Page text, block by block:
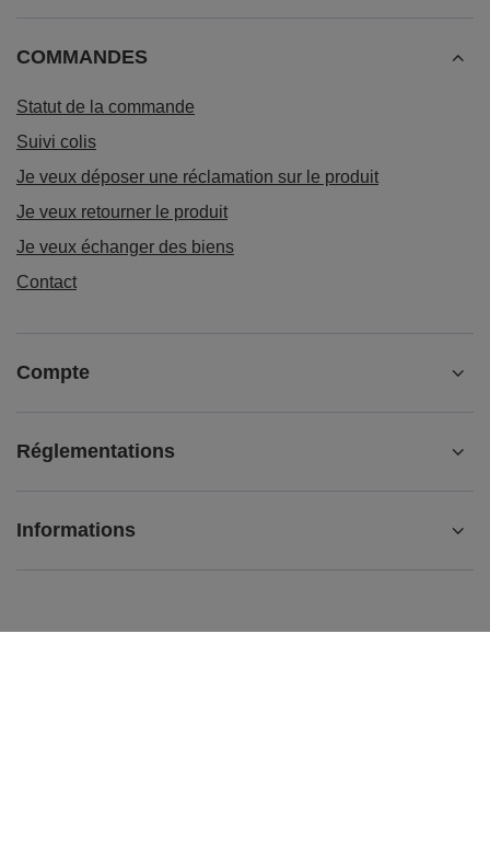
COMMANDES
Statut de la commande
Suivi colis
Je veux déposer une réclamation sur le produit
Je veux retourner le produit
Je veux échanger des biens
Contact
Compte
Réglementations
Informations